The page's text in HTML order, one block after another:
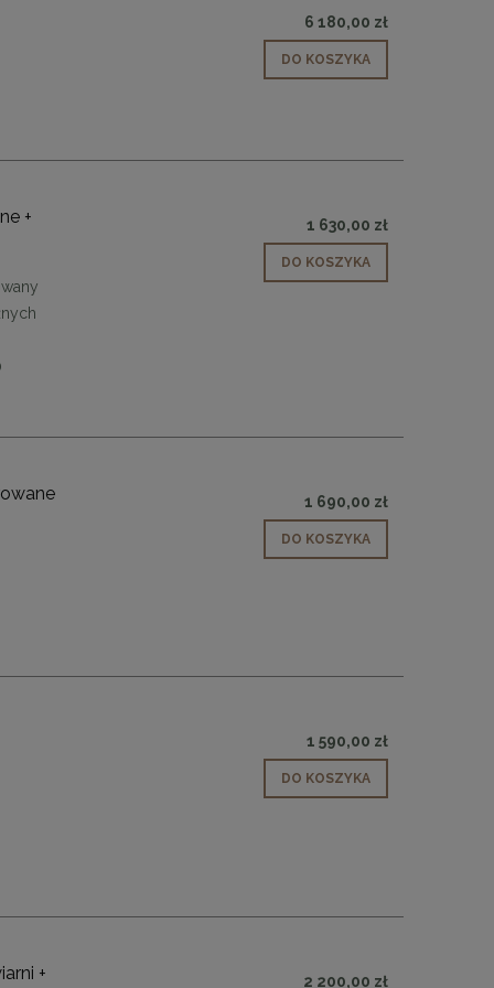
6 180,00 zł
DO KOSZYKA
+
1 630,00 zł
DO KOSZYKA
1 690,00 zł
DO KOSZYKA
1 590,00 zł
DO KOSZYKA
+
2 200,00 zł